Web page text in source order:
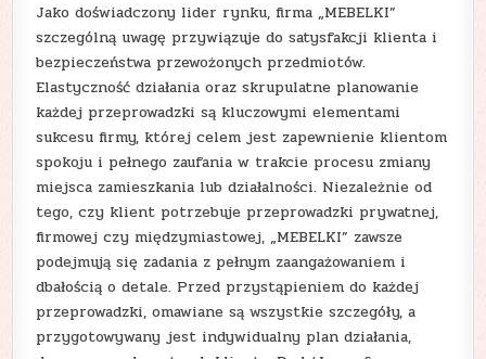
Jako doświadczony lider rynku, firma „MEBELKI”
szczególną uwagę przywiązuje do satysfakcji klienta i
bezpieczeństwa przewożonych przedmiotów.
Elastyczność działania oraz skrupulatne planowanie
każdej przeprowadzki są kluczowymi elementami
sukcesu firmy, której celem jest zapewnienie klientom
spokoju i pełnego zaufania w trakcie procesu zmiany
miejsca zamieszkania lub działalności. Niezależnie od
tego, czy klient potrzebuje przeprowadzki prywatnej,
firmowej czy międzymiastowej, „MEBELKI” zawsze
podejmują się zadania z pełnym zaangażowaniem i
dbałością o detale. Przed przystąpieniem do każdej
przeprowadzki, omawiane są wszystkie szczegóły, a
przygotowywany jest indywidualny plan działania,